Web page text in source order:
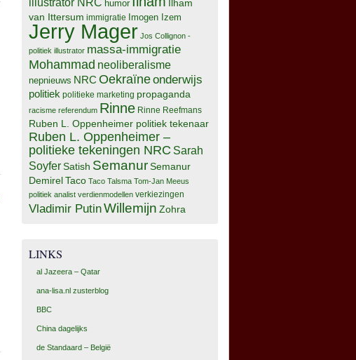
humor
Ilham
van Ittersum immigratie Imogen Izem
Jerry Mager Jos Collignon -
politiek illustrator massa-immigratie
Mohammad neoliberalisme
nepnieuws NRC Oekraïneonderwijs
politiek politieke marketing propaganda
racisme referendum Rinne Rinne Reefmans
Ruben L. Oppenheimer politiek tekenaar
Ruben L. Oppenheimer –
politieke tekeningen NRC Sarah
Soyfer Satish SemanurSemanur
DemirelTaco Taco Talsma Tom-Jan Meeus
politiek analist verdienmodellen verkiezingen
Vladimir PutinWillemijn Zohra
LINKS
al Jazeera – Qatar
ana-lisa.nl zusterblog
BBC
China dagelijks
de Standaard – België